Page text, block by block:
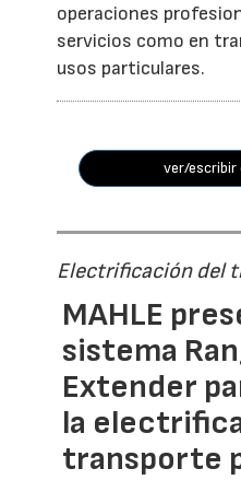
operaciones
servicios como en
usos particulares.
ver/
Electrificación del
MAHLE
sistema
Extender
la
transporte